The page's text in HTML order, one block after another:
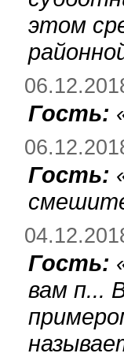
этом
Гость:
Гость:
Гость:
вам п...